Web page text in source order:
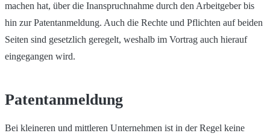
machen hat, über die Inanspruchnahme durch den Arbeitgeber bis
hin zur Patentanmeldung. Auch die Rechte und Pflichten auf beiden
Seiten sind gesetzlich geregelt, weshalb im Vortrag auch hierauf
eingegangen wird.
Patentanmeldung
Bei kleineren und mittleren Unternehmen ist in der Regel keine